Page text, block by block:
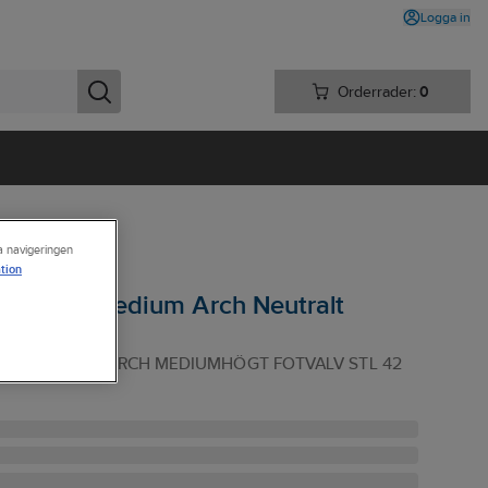
Logga in
Orderrader: 0
8710M Medium Arch Neutralt
MEDIUM ARCH MEDIUMHÖGT FOTVALV STL 42
navigeringen